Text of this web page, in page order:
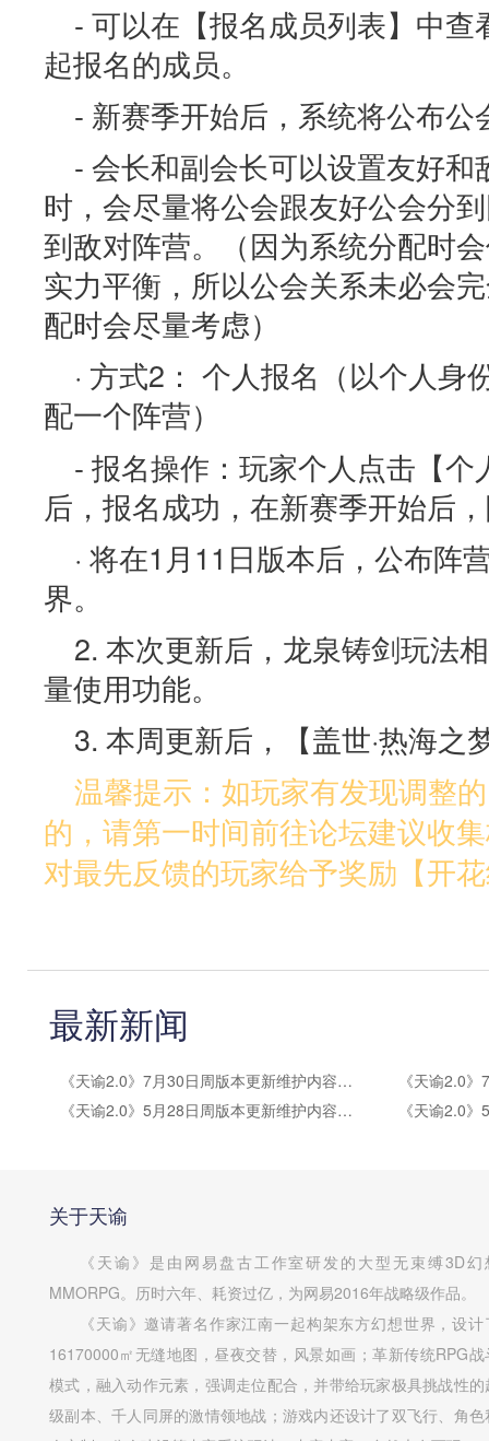
- 可以在【报名成员列表】中
起报名的成员。
- 新赛季开始后，系统将公布公
- 会长和副会长可以设置友好
时，会尽量将公会跟友好公会分
到敌对阵营。（因为系统分配时
实力平衡，所以公会关系未必会
配时会尽量考虑）
· 方式2： 个人报名（以个人身
配一个阵营）
- 报名操作：玩家个人点击【
后，报名成功，在新赛季开始后
· 将在1月11日版本后，公布阵
界。
2. 本次更新后，龙泉铸剑玩法
量使用功能。
3. 本周更新后，【盖世·热海之
温馨提示：如玩家有发现调整
的，请第一时间前往论坛建议收
对最先反馈的玩家给予奖励【开
最新新闻
《天谕2.0》7月30日周版本更新维护内容公告
《天谕2.0》5月28日周版本更新维护内容公告
关于天谕
《天谕》是由网易盘古工作室研发的大型无束缚3D幻
MMORPG。历时六年、耗资过亿，为网易2016年战略级作品。
《天谕》邀请著名作家江南一起构架东方幻想世界，设计
16170000㎡无缝地图，昼夜交替，风景如画；革新传统RPG战
模式，融入动作元素，强调走位配合，并带给玩家极具挑战性的
级副本、千人同屏的激情领地战；游戏内还设计了双飞行、角色